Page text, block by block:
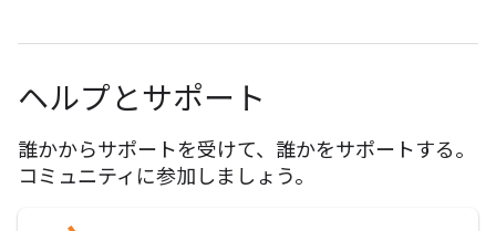
ヘルプとサポート
誰かからサポートを受けて、誰かをサポートする。
コミュニティに参加しましょう。